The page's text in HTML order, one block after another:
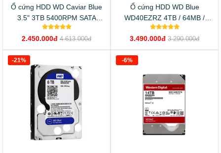
Ổ cứng HDD WD Caviar Blue
3.5" 3TB 5400RPM SATA
6Gb/s 64MB Cache
2.450.000đ 4.613.000đ
Ổ cứng HDD WD Blue
WD40EZRZ 4TB / 64MB /
5400 RPM
3.490.000đ 3.290.000đ
-21% -6%